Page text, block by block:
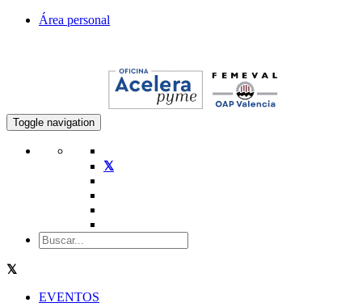
Área personal
Toggle navigation
EVENTOS